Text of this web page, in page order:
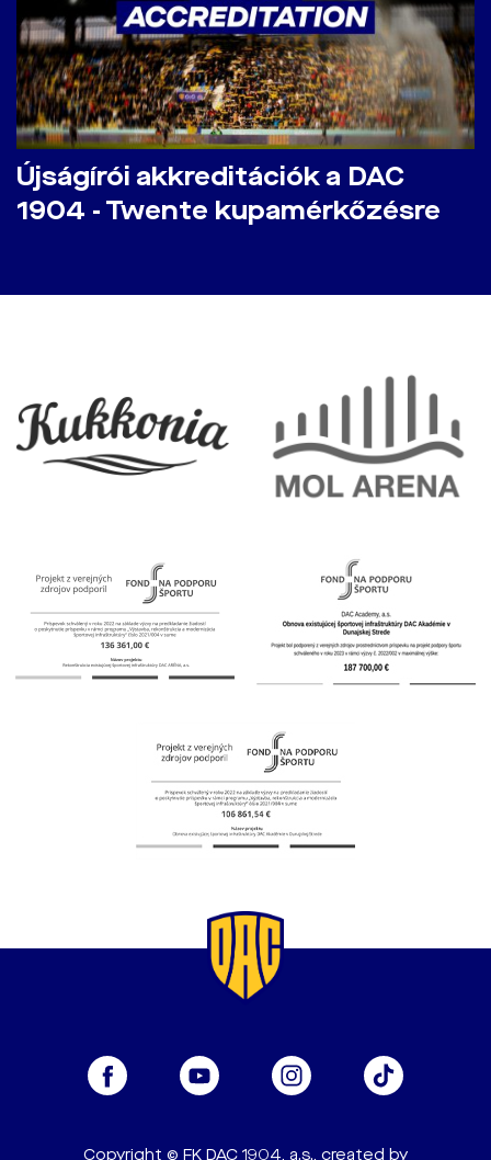
Újságírói akkreditációk a DAC
1904 - Twente kupamérkőzésre
Copyright © FK DAC 1904, a.s., created by